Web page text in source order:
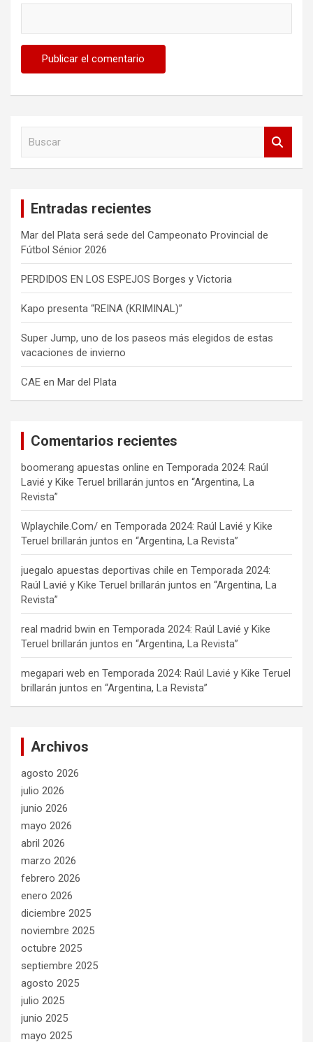
Entradas recientes
Mar del Plata será sede del Campeonato Provincial de
Fútbol Sénior 2026
PERDIDOS EN LOS ESPEJOS Borges y Victoria
Kapo presenta “REINA (KRIMINAL)”
Super Jump, uno de los paseos más elegidos de estas
vacaciones de invierno
CAE en Mar del Plata
Comentarios recientes
boomerang apuestas online en Temporada 2024: Raúl
Lavié y Kike Teruel brillarán juntos en “Argentina, La
Revista”
Wplaychile.Com/ en Temporada 2024: Raúl Lavié y Kike
Teruel brillarán juntos en “Argentina, La Revista”
juegalo apuestas deportivas chile en Temporada 2024:
Raúl Lavié y Kike Teruel brillarán juntos en “Argentina, La
Revista”
real madrid bwin en Temporada 2024: Raúl Lavié y Kike
Teruel brillarán juntos en “Argentina, La Revista”
megapari web en Temporada 2024: Raúl Lavié y Kike Teruel
brillarán juntos en “Argentina, La Revista”
Archivos
agosto 2026
julio 2026
junio 2026
mayo 2026
abril 2026
marzo 2026
febrero 2026
enero 2026
diciembre 2025
noviembre 2025
octubre 2025
septiembre 2025
agosto 2025
julio 2025
junio 2025
mayo 2025